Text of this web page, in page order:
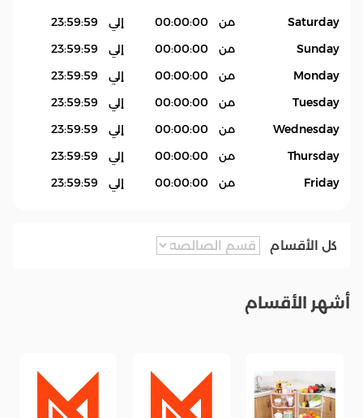
Saturday من 00:00:00 إلي
23:59:59
Sunday
من 00:00:00 إلي
23:59:59
Monday
من 00:00:00 إلي
23:59:59
Tuesday
من 00:00:00 إلي
23:59:59
Wednesday
من 00:00:00 إلي
23:59:59
Thursday
من 00:00:00 إلي
23:59:59
Friday
من 00:00:00 إلي 23:59:59
كل الأقسام
أشهر الأقسام